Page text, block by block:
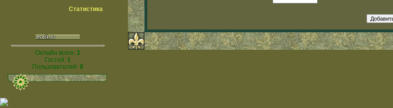
Статистика
Онлайн всего: 1
Гостей: 1
Пользователей: 0